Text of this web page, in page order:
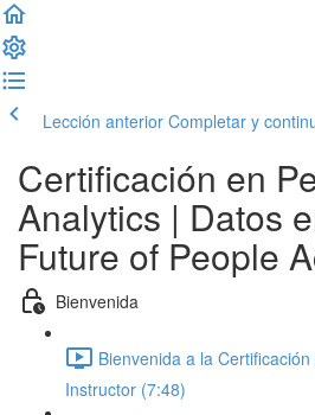
Lección anterior Completar y
Certificación en
Analytics | Datos
Future of People
Bienvenida
Bienvenida a la
Instructor (7:48)